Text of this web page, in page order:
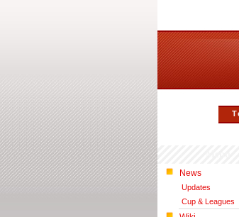
News
Updates
Cup & Leagues